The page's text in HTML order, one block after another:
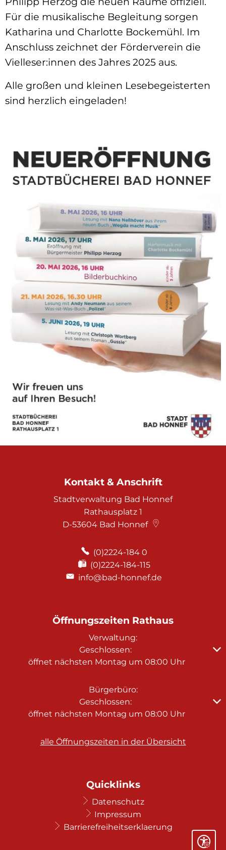
Für die musikalische Begleitung sorgen
Katharina und Charlotte Bockemühl. Im
Anschluss zeichnet der Förderverein die
Vielleser:innen des Jahres 2025 aus.
Alle großen und kleinen Lesebegeisterten
sind herzlich eingeladen!
Kontakt & Anschrift
Stadtverwaltung Bad Honnef
Rathausplatz 1
D-53604 Bad Honnef
(0)2224-184 0
(0)2224-184-115
info@bad-honnef.de
Öffnungszeiten Rathaus
Verwaltung:
Klicken, um weitere Öffnungs- oder Schließzeiten
Geschlossen:
öffnet nächsten Montag um 08:00 Uhr
Bürgerbüro:
Klicken, um weitere Öffnungs- oder Schließzeiten
Geschlossen:
öffnet nächsten Montag um 08:00 Uhr
alle Öffnungszeiten in der Übersicht
Quicklinks
Datenschutz
Impressum
Barrierefreiheitserklaerung
Seite